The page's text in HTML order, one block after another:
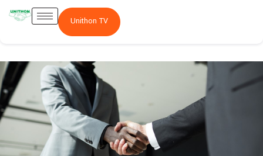
Unithon TV